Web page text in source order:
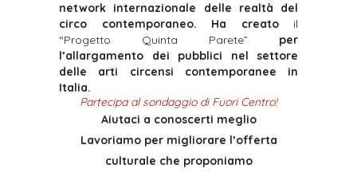
network internazionale delle realtà del
circo contemporaneo. Ha creatoil
“Progetto Quinta Parete” per
l’allargamento dei pubblici nel settore
delle arti circensi contemporanee in
Italia.
Partecipa al sondaggio di Fuori Centro!
Aiutaci a conoscerti meglio
Lavoriamo per migliorare l’offerta
culturale che proponiamo